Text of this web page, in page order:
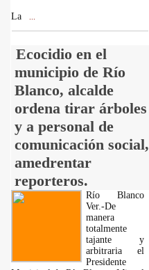
La
Ecocidio en el
municipio de Río
Blanco, alcalde
ordena tirar árboles
y a personal de
comunicación social,
amedrentar
reporteros.
Río Blanco
Ver.-De
manera
totalmente
tajante y
arbitraria el
Presidente